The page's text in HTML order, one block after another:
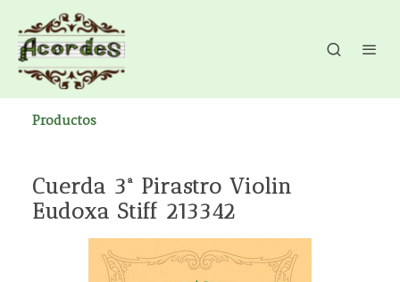
Productos
Cuerda 3ª Pirastro Violin
Eudoxa Stiff 213342